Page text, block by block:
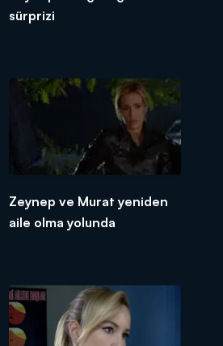
sürprizi
Zeynep ve Murat yeniden
aile olma yolunda